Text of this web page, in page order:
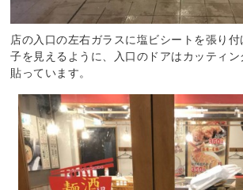
店の入口の左右ガラスに塩ビシートを張り
子を見えるように、入口のドアはカッティ
貼っています。